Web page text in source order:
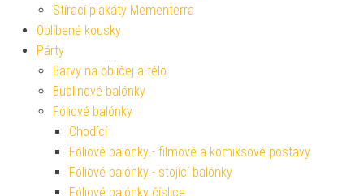
Stírací plakáty Mementerra
Oblíbené kousky
Párty
Barvy na obličej a tělo
Bublinové balónky
Fóliové balónky
Chodící
Fóliové balónky - filmové a komiksové postavy
Fóliové balónky - stojící balónky
Fóliové balónky číslice